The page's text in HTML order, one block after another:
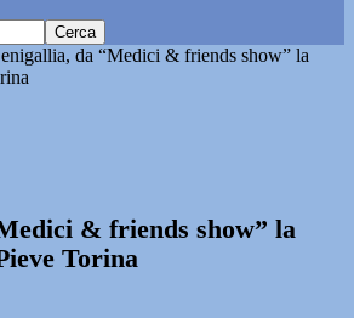
da “Medici & friends show” la
& friends show” la
Torina